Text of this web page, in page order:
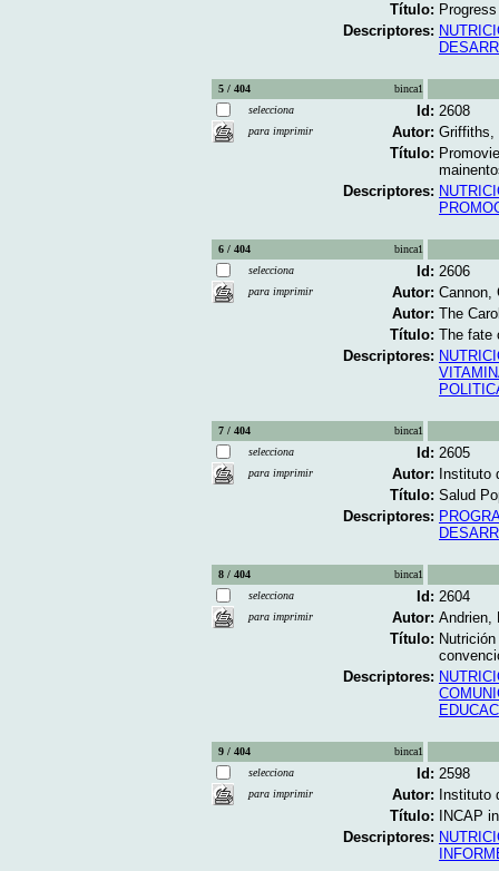
Título:
Descriptores:
5 / 404
binca1
selecciona
para imprimir
Id: 2608
Autor: Griffiths,
Título:
Descriptores:
6 / 404
binca1
selecciona
para imprimir
Id: 2606
Autor: Cannon,
Autor: The
Título: The fate
Descriptores:
7 / 404
binca1
selecciona
para imprimir
Id: 2605
Autor: Instituto
Título: Salud
Descriptores:
8 / 404
binca1
selecciona
para imprimir
Id: 2604
Autor: Andrien,
Título:
Descriptores:
9 / 404
binca1
selecciona
para imprimir
Id: 2598
Autor: Instituto
Título:
INCAP
Descriptores: